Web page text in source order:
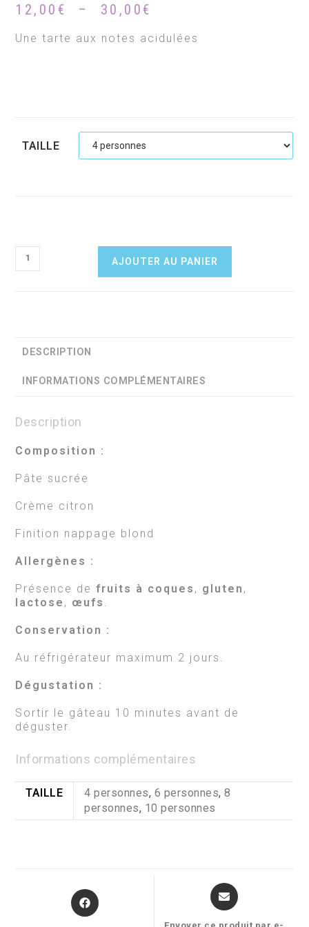
12,00 € – 30,00€
12,00€
Une tarte aux notes acidulées
TAILLE
AJOUTER AU PANIER
DESCRIPTION
INFORMATIONS COMPLÉMENTAIRES
Description
Composition :
Pâte sucrée
Crème citron
Finition nappage blond
Allergènes :
Présence defruits à coques , gluten ,
lactose , œufs
Conservation :
Au réfrigérateur maximum 2 jours.
Dégustation :
Sortir le gâteau 10 minutes avant de
déguster.
Informations complémentaires
TAILLE 4 personnes, 6 personnes,8
personnes, 10 personnes
Opens
in
Opens
in